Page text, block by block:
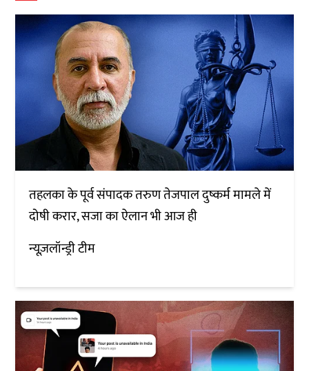
तहलका के पूर्व संपादक तरुण तेजपाल दुष्कर्म मामले में
दोषी करार, सजा का ऐलान भी आज ही
न्यूज़लॉन्ड्री टीम